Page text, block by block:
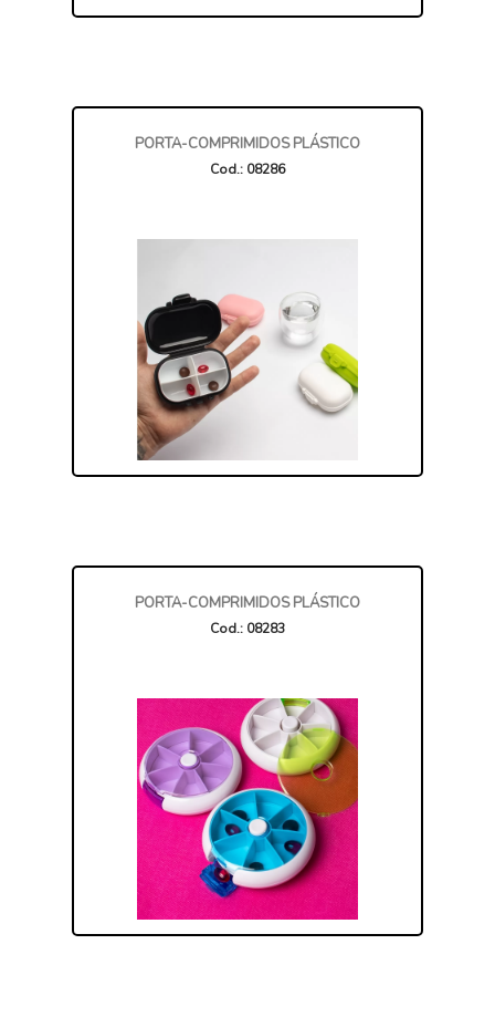
PORTA-COMPRIMIDOS PLÁSTICO
Cod.: 08286
PORTA-COMPRIMIDOS PLÁSTICO
Cod.: 08283